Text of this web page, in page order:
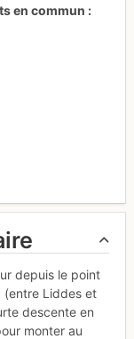
en commun
depuis le point
(entre Liddes et
descente en
monter au